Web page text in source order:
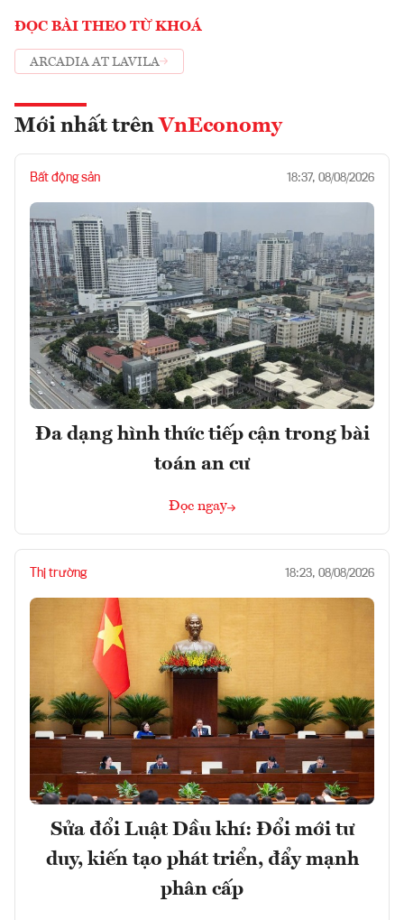
ĐỌC BÀI THEO TỪ KHOÁ
ARCADIA AT LAVILA
Mới nhất trên VnEconomy
Bất động sản 18:37, 08/08/2026
Đa dạng hình thức tiếp cận trong bài
toán an cư
Đọc ngay
Thị trường 18:23, 08/08/2026
Sửa đổi Luật Dầu khí: Đổi mới tư
duy, kiến tạo phát triển, đẩy mạnh
phân cấp